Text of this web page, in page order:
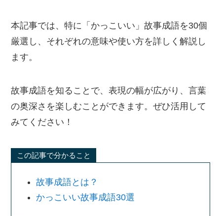
本記事では、特に「かっこいい」故事成語を30個
厳選し、それぞれの意味や使い方を詳しく解説し
ます。
故事成語を知ることで、表現の幅が広がり、言葉
の奥深さを楽しむことができます。ぜひ活用して
みてください！
この記事で分かること
故事成語とは？
かっこいい故事成語30選